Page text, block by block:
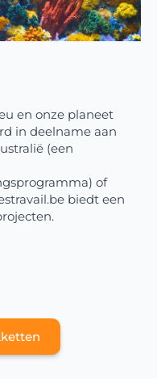
en onze planeet
in deelname aan
(een
of
biedt een